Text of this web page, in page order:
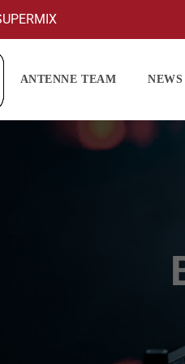
ANTENNE TEAM NEWS